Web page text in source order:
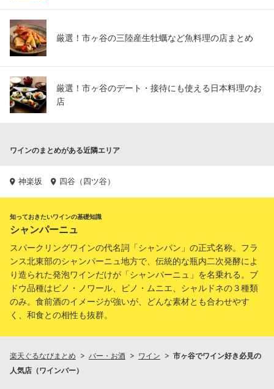
厳選！市ヶ谷の三陸産生牡蠣など魚料理の店まとめ
厳選！市ヶ谷のデート・接待にも使える日本料理のお
店
ワインのまとめがある近隣エリア
神楽坂 四谷（四ツ谷）
知っておきたいワインの基礎知識
シャンパーニュ
スパークリングワインの代名詞「シャンパン」の正式名称。フラ
ンス北東部のシャンパーニュ地方で、伝統的な瓶内二次発酵によ
り造られた発泡ワインだけが「シャンパーニュ」を名乗れる。ブ
ドウ品種はピノ・ノワール、ピノ・ムニエ、シャルドネの３種類
のみ。食前酒のイメージが強いが、どんな素材とも合わせやす
く、和食との相性も抜群。
楽天ぐるなびまとめ バー・お酒 ワイン
市ヶ谷でワイン好き必見の
人気店（ワインバー）